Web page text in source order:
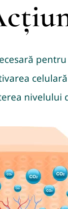
nivelului